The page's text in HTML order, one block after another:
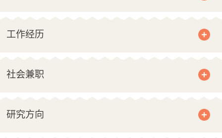
工作经历
社会兼职
研究方向